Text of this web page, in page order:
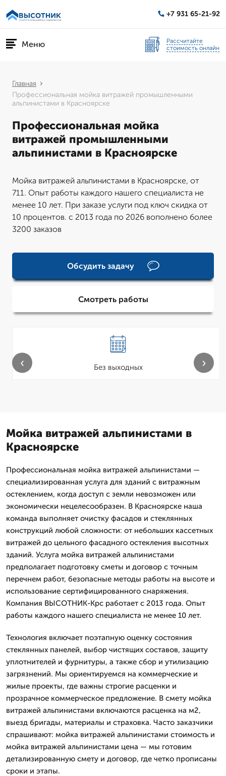
+7 931 65-21-92
Меню
Рассчитайте
стоимость онлайн
Главная
Профессиональная мойка витражей промышленными
альпинистами в Красноярске
Профессиональная мойка
витражей промышленными
альпинистами в Красноярске
Мойка витражей альпинистами в Красноярске, от
711. Опыт работы каждого нашего специалиста не
менее 10 лет. При заказе услуги под ключ скидка от
10 процентов. с 2013 года по 2026 вополнено более
3200 заказов
Обсудить задачу
Смотреть работы
Без выходных
‹ ›
Мойка витражей альпинистами в
Красноярске
Профессиональная мойка витражей альпинистами —
специализированная услуга для зданий с витражным
остеклением, когда доступ с земли невозможен или
экономически нецелесообразен. В Красноярске наша
команда выполняет очистку фасадов и стеклянных
конструкций любой сложности: от небольших кассетных
витражей до цельного фасадного остекления высотных
зданий. Услуга мойка витражей альпинистами
предполагает подготовку сметы и договор с точным
перечнем работ, безопасные методы работы на высоте и
использование сертифицированного снаряжения.
Компания ВЫСОТНИК-Крс работает с 2013 года. Опыт
работы каждого нашего специалиста не менее 10 лет.
Технология включает поэтапную оценку состояния
стеклянных панелей, выбор чистящих составов, защиту
уплотнителей и фурнитуры, а также сбор и утилизацию
загрязнений. Мы ориентируемся на коммерческие и
жилые проекты, где важны строгие расценки и
прозрачное коммерческое предложение. В смету мойка
витражей альпинистами включаются расценка на м2,
выезд бригады, материалы и страховка. Часто заказчики
спрашивают: мойка витражей альпинистами стоимость и
мойка витражей альпинистами цена — мы готовим
детализированную смету и договор, где четко прописаны
сроки и этапы.